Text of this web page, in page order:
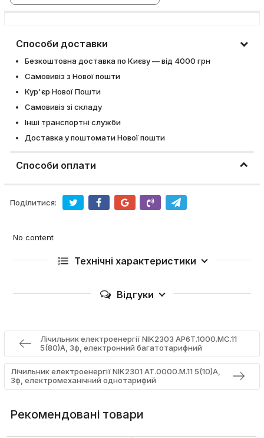
Способи доставки
Безкоштовна доставка по Києву — від 4000 грн
Самовивіз з Нової пошти
Кур'єр Нової Пошти
Самовивіз зі складу
Інші транспортні служби
Доставка у поштомати Нової пошти
Способи оплати
Поділитися:
No content
Технічні характеристики
Відгуки
Лічильник електроенергії NIK2303 AP6T.1000.MC.11
5(80)А, 3ф, електронний багатотарифний
Лічильник електроенергії NIK2301 AT.0000.М.11 5(10)А,
3ф, електромеханічний однотарифий
Рекомендовані товари